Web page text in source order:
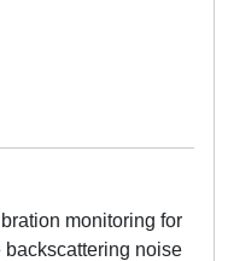
monitoring for
noise